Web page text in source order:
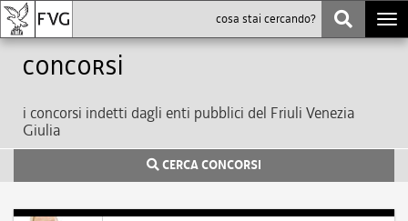
Concorsi
i concorsi indetti dagli enti pubblici del Friuli Venezia
Giulia
CERCA CONCORSI